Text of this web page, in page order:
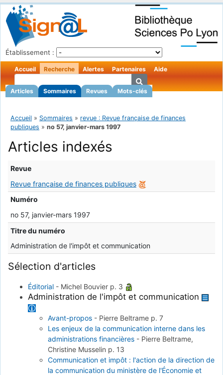
Établissement :
Accueil Recherche
Articles Sommaires Revues Mots-clés
Alertes Partenaires Aide
Accueil » Sommaires » revue : Revue française de finances
publiques » no 57, janvier-mars 1997
Articles indexés
Revue
Revue française de finances publiques
Numéro
no 57, janvier-mars 1997
Titre du numéro
Administration de l'impôt et communication
Sélection d'articles
Éditorial - Michel Bouvier p. 3
Administration de l'impôt et communication
Avant-propos - Pierre Beltrame p. 7
Les enjeux de la communication interne dans les
administrations financières - Pierre Beltrame,
Christine Musselin p. 13
Communication et impôt : l'action de la direction de
la communication du ministère de l'Économie et